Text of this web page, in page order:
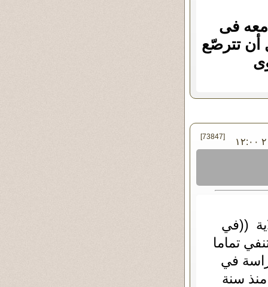
معه فى
أن تترصّع
في الثلاثاء ١٨ - فبراير - ٢٠١٤ ١٢:٠٠ [73847]
((في
تماما
في
سنة